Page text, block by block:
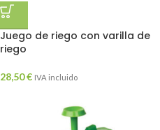
Juego de riego con varilla de
riego
28,50€ IVA incluido